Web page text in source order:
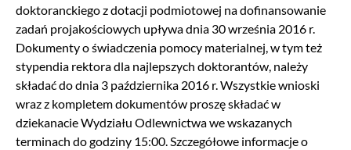
doktoranckiego z dotacji podmiotowej na dofinansowanie
zadań projakościowych upływa dnia 30 września 2016 r.
Dokumenty o świadczenia pomocy materialnej, w tym też
stypendia rektora dla najlepszych doktorantów, należy
składać do dnia 3 października 2016 r. Wszystkie wnioski
wraz z kompletem dokumentów proszę składać w
dziekanacie Wydziału Odlewnictwa we wskazanych
terminach do godziny 15:00. Szczegółowe informacje o